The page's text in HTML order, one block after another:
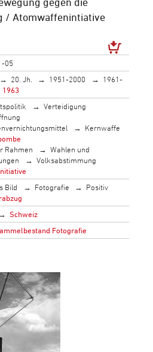
/ Atomwaffenintiative
05
20. Jh. 1951-2000
1961-
1963
Verteidigung
Kernwaffe
Rahmen
Wahlen und
Volksabstimmung
Bild Fotografie
Positiv
Schweiz
Fotografie